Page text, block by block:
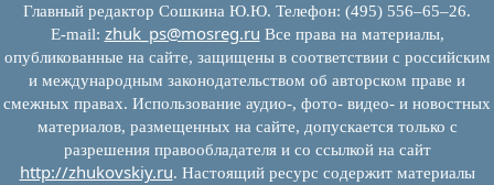
Главный редактор Сошкина Ю.Ю. Телефон: (495) 556–65–26.
E‑mail: zhuk_ps@mosreg.ru Все права на материалы,
опубликованные на сайте, защищены в соответствии с российским
и международным законодательством об авторском праве и
смежных правах. Использование аудио-, фото- видео- и новостных
материалов, размещенных на сайте, допускается только с
разрешения правообладателя и со ссылкой на сайт
http://zhukovskiy.ru. Настоящий ресурс содержит материалы